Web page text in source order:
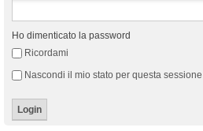
Ho dimenticato la password
Ricordami
Nascondi il mio stato per questa sessione